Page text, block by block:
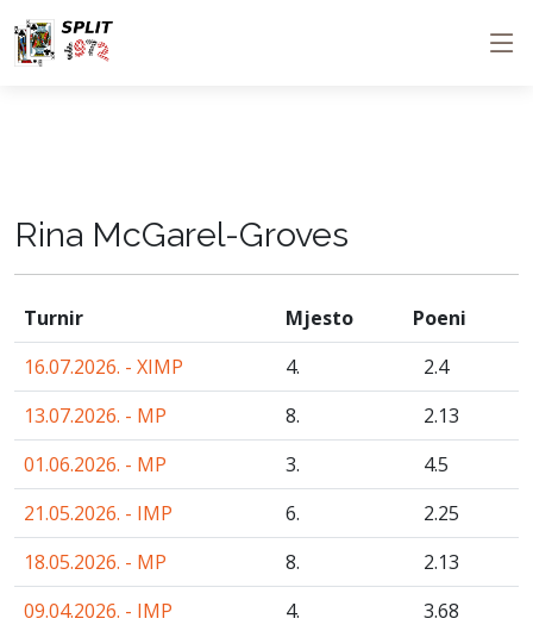
Rina McGarel-Groves
Turnir Mjesto
Poeni
16.07.2026. - XIMP
4. 2.4
13.07.2026. - MP
8. 2.13
01.06.2026. - MP
3. 4.5
21.05.2026. - IMP
6. 2.25
18.05.2026. - MP
8. 2.13
09.04.2026. - IMP
4. 3.68